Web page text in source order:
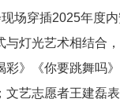
场穿插2025年度
灯光艺术相结合
》《你要跳舞吗
艺志愿者王建磊